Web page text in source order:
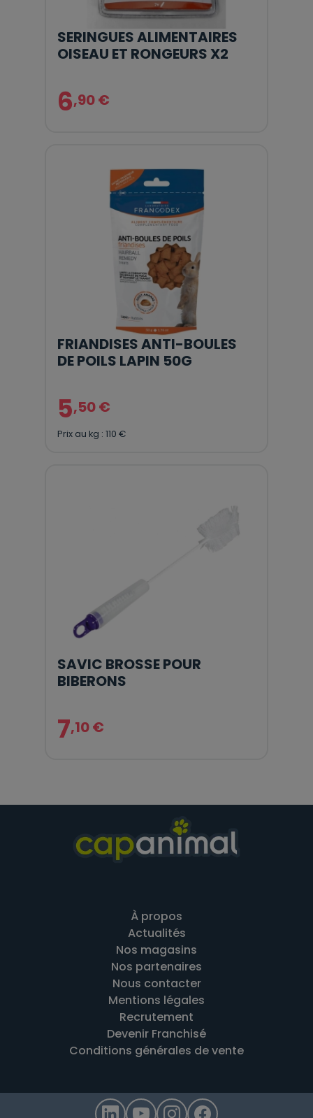
SERINGUES ALIMENTAIRES
OISEAU ET RONGEURS X2
6,90 €
FRIANDISES ANTI-BOULES
DE POILS LAPIN 50G
5,50 €
Prix au kg : 110 €
SAVIC BROSSE POUR
BIBERONS
7,10 €
À propos
Actualités
Nos magasins
Nos partenaires
Nous contacter
Mentions légales
Recrutement
Devenir Franchisé
Conditions générales de vente